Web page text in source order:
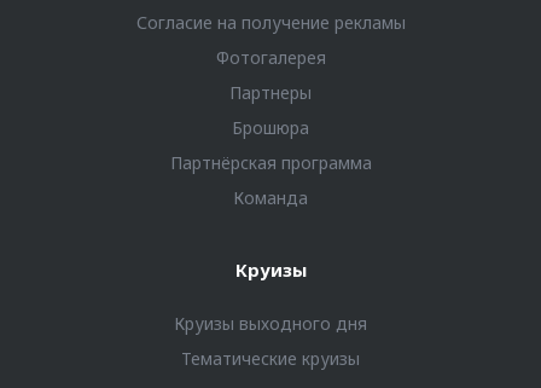
Согласие на получение рекламы
Фотогалерея
Партнеры
Брошюра
Партнёрская программа
Команда
Круизы
Круизы выходного дня
Тематические круизы